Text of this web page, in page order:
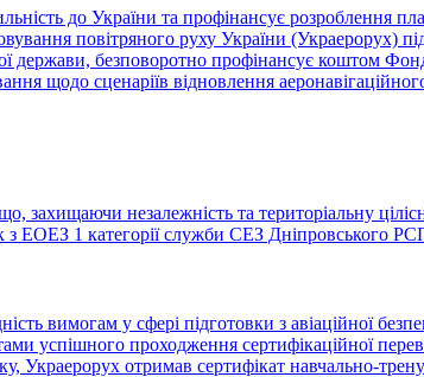
до України та профінансує розроблення
повітряного руху України (Украерорух)
держави, безповоротно профінансує коштом
щодо сценаріїв відновлення
захищаючи незалежність та територіальну
з ЕОЕЗ 1 категорії служби СЕЗ
вимогам у сфері підготовки з авіаційної
успішного проходження сертифікаційної
Украерорух отримав сертифікат навчально-